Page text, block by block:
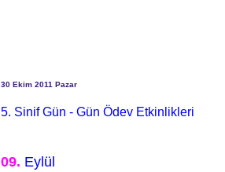
30 Ekim 2011 Pazar
5. Sinif Gün - Gün Ödev Etkinlikleri
09. Eylül